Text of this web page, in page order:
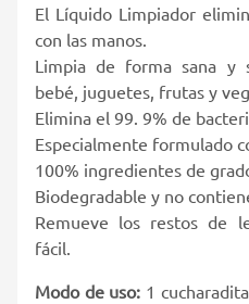
El Líquido Limpiador
con las manos.
Limpia de forma sana y
bebé, juguetes, frutas y
Elimina el 99. 9% de
Especialmente formulado
100% ingredientes de
Biodegradable y no
Remueve los restos de
fácil.
Modo de uso: 1